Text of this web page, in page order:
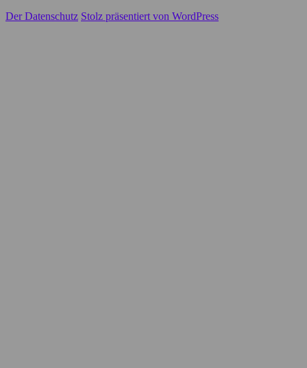
Der Datenschutz Stolz präsentiert von WordPress